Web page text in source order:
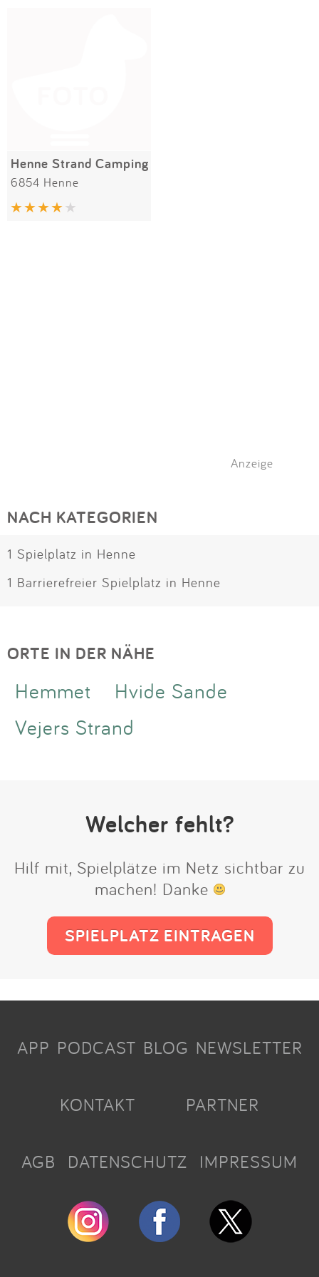
Henne Strand Camping
6854 Henne
Anzeige
NACH KATEGORIEN
1 Spielplatz in Henne
1 Barrierefreier Spielplatz in Henne
ORTE IN DER NÄHE
Hemmet
Hvide Sande
Vejers Strand
Welcher fehlt?
Hilf mit, Spielplätze im Netz sichtbar zu
machen! Danke
SPIELPLATZ EINTRAGEN
APP PODCAST BLOG NEWSLETTER
KONTAKT PARTNER
AGB DATENSCHUTZ IMPRESSUM